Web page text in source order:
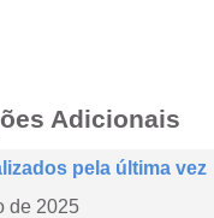
Adicionais
pela última vez
de 2025